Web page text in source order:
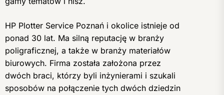
HP Plotter Service Poznań i okolice istnieje od
ponad 30 lat. Ma silną reputację w branży
poligraficznej, a także w branży materiałów
biurowych. Firma została założona przez
dwóch braci, którzy byli inżynierami i szukali
sposobów na połączenie tych dwóch dziedzin